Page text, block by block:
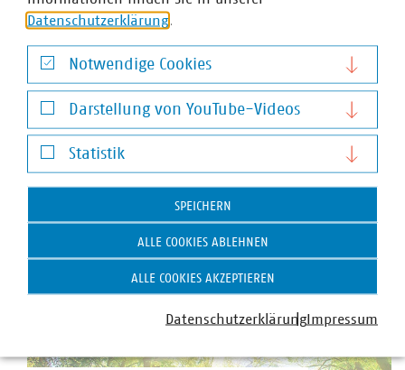
Daseinsvorsorge International
In der Region und darüber hinaus engagiert
©Thaut Images Adobe Stock
Datenschutzerklärung.
Notwendige Cookies
Notwendige Cookies
Darstellung von YouTube-Videos
Darstellung von YouTube-Videos
Statistik
Statistik
SPEICHERN
ALLE COOKIES ABLEHNEN
ALLE COOKIES AKZEPTIEREN
DatenschutzerklärungImpressum